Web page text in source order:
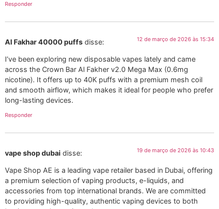
Responder
Al Fakhar 40000 puffs disse: 12 de março de 2026 às 15:34
I’ve been exploring new disposable vapes lately and came
across the Crown Bar Al Fakher v2.0 Mega Max (0.6mg
nicotine). It offers up to 40K puffs with a premium mesh coil
and smooth airflow, which makes it ideal for people who prefer
long-lasting devices.
Responder
vape shop dubai disse: 19 de março de 2026 às 10:43
Vape Shop AE is a leading vape retailer based in Dubai, offering
a premium selection of vaping products, e-liquids, and
accessories from top international brands. We are committed
to providing high-quality, authentic vaping devices to both